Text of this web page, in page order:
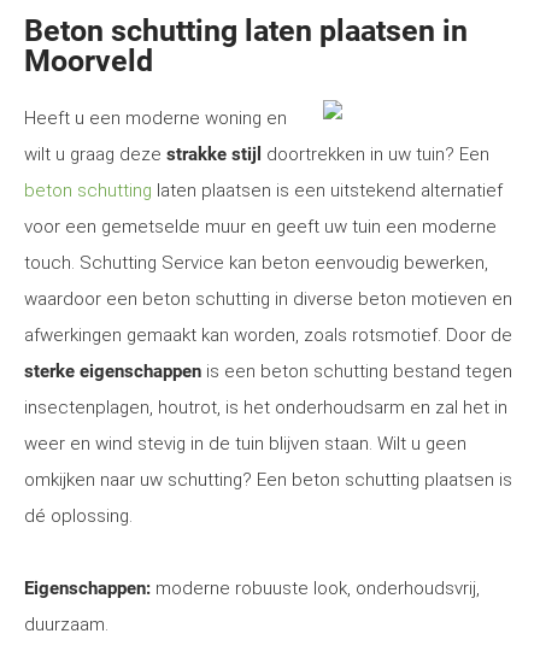
Beton schutting laten plaatsen in
Moorveld
Heeft u een moderne woning en
wilt u graag deze strakke stijl doortrekken in uw tuin? Een
beton schutting laten plaatsen is een uitstekend alternatief
voor een gemetselde muur en geeft uw tuin een moderne
touch. Schutting Service kan beton eenvoudig bewerken,
waardoor een beton schutting in diverse beton motieven en
afwerkingen gemaakt kan worden, zoals rotsmotief. Door de
sterke eigenschappen is een beton schutting bestand tegen
insectenplagen, houtrot, is het onderhoudsarm en zal het in
weer en wind stevig in de tuin blijven staan. Wilt u geen
omkijken naar uw schutting? Een beton schutting plaatsen is
dé oplossing.
Eigenschappen: moderne robuuste look, onderhoudsvrij,
duurzaam.